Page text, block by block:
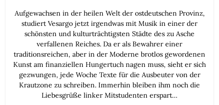
Aufgewachsen in der heilen Welt der ostdeutschen Provinz,
studiert Vesargo jetzt irgendwas mit Musik in einer der
schönsten und kulturträchtigsten Städte des zu Asche
verfallenen Reiches. Da er als Bewahrer einer
traditionsreichen, aber in der Moderne brotlos gewordenen
Kunst am finanziellen Hungertuch nagen muss, sieht er sich
gezwungen, jede Woche Texte für die Ausbeuter von der
Krautzone zu schreiben. Immerhin bleiben ihm noch die
Liebesgrüße linker Mitstudenten erspart…